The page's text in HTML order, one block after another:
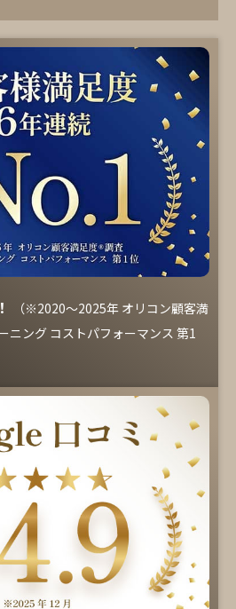
（※2020～2025年 オリコン顧客満
ニング コストパフォーマンス 第1